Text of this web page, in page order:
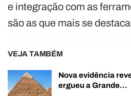
e integração com as
são as que mais se
VEJA TAMBÉM
Nova evidência
ergueu a Grande…